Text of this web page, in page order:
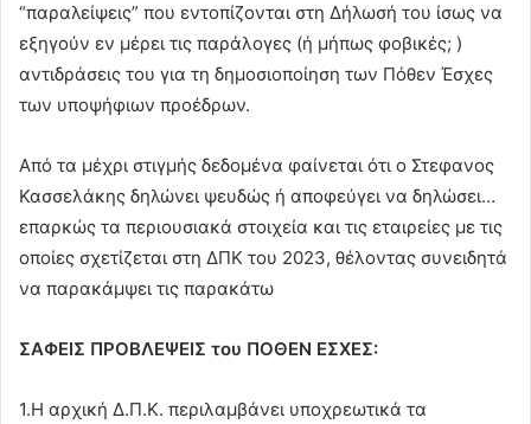
“παραλείψεις” που εντοπίζονται στη Δήλωσή του ίσως να
εξηγούν εν μέρει τις παράλογες (ή μήπως φοβικές; )
αντιδράσεις του για τη δημοσιοποίηση των Πόθεν Έσχες
των υποψήφιων προέδρων.
Από τα μέχρι στιγμής δεδομένα φαίνεται ότι ο Στεφανος
Κασσελάκης δηλώνει ψευδώς ή αποφεύγει να δηλώσει…
επαρκώς τα περιουσιακά στοιχεία και τις εταιρείες με τις
οποίες σχετίζεται στη ΔΠΚ του 2023, θέλοντας συνειδητά
να παρακάμψει τις παρακάτω
ΣΑΦΕΙΣ ΠΡΟΒΛΕΨΕΙΣ του ΠΟΘΕΝ ΕΣΧΕΣ:
1.Η αρχική Δ.Π.Κ. περιλαμβάνει υποχρεωτικά τα